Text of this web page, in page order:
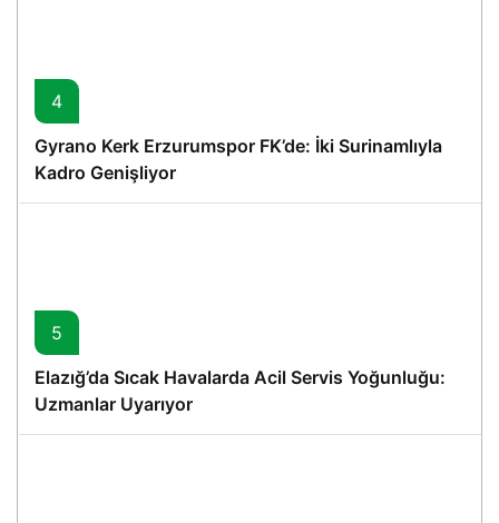
4
Gyrano Kerk Erzurumspor FK’de: İki Surinamlıyla
Kadro Genişliyor
5
Elazığ’da Sıcak Havalarda Acil Servis Yoğunluğu:
Uzmanlar Uyarıyor